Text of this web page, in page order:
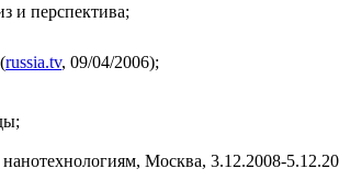
и перспектива;
russia.tv, 09/04/2006);
Москва, 3.12.2008-